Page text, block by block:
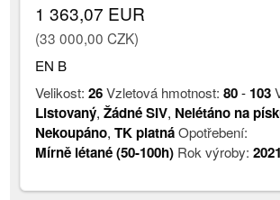
1 363,07 EUR
(33 000,00 CZK)
EN B
Velikost:26Vzletová hmotnost:80- 103
Listovaný,Žádné SIV, Nelétáno na
Nekoupáno,TK platnáOpotřebení:
Mírně létané (50-100h) Rok výroby:2021